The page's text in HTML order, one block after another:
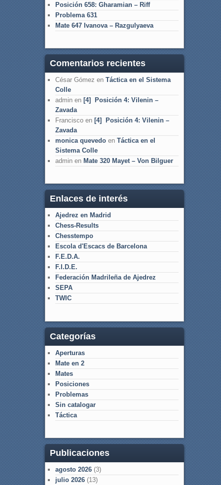
Posición 658: Gharamian – Riff
Problema 631
Mate 647 Ivanova – Razgulyaeva
Comentarios recientes
César Gómez en Táctica en el Sistema
Colle
adminen [4] Posición 4: Vilenin –
Zavada
Franciscoen [4] Posición 4: Vilenin –
Zavada
monica quevedoen Táctica en el
Sistema Colle
adminen Mate 320 Mayet – Von Bilguer
Enlaces de interés
Ajedrez en Madrid
Chess-Results
Chesstempo
Escola d'Escacs de Barcelona
F.E.D.A.
F.I.D.E.
Federación Madrileña de Ajedrez
SEPA
TWIC
Categorías
Aperturas
Mate en 2
Mates
Posiciones
Problemas
Sin catalogar
Táctica
Publicaciones
agosto 2026(3)
julio 2026(13)